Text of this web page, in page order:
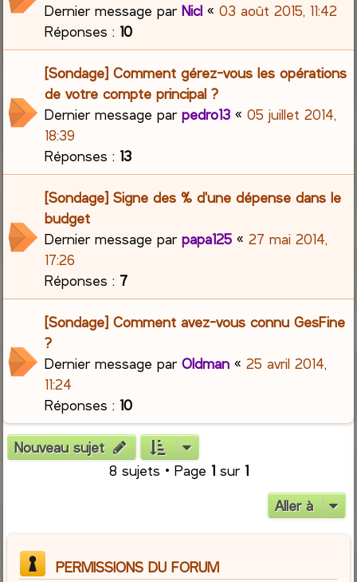
Dernier message parNicl «03 août 2015, 11:42
Réponses :10
[Sondage] Comment gérez-vous les opérations
de votre compte principal ?
Dernier message parpedro13 «05 juillet 2014,
18:39
Réponses :13
[Sondage] Signe des % d'une dépense dans le
budget
Dernier message parpapa125 «27 mai 2014,
17:26
Réponses : 7
[Sondage] Comment avez-vous connu GesFine
?
Dernier message parOldman «25 avril 2014,
11:24
Réponses :10
Nouveau sujet
8 sujets • Page 1sur 1
Aller à
PERMISSIONS DU FORUM